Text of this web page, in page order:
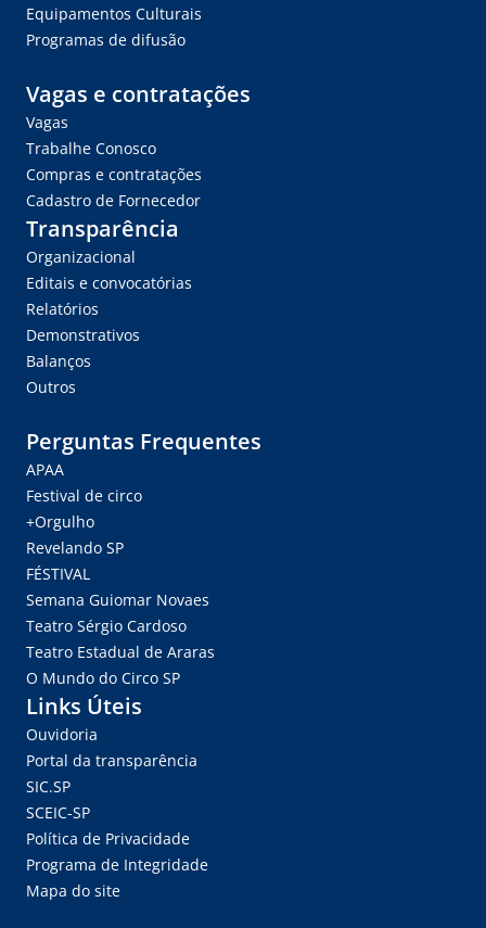
Equipamentos Culturais
Programas de difusão
Vagas e contratações
Vagas
Trabalhe Conosco
Compras e contratações
Cadastro de Fornecedor
Transparência
Organizacional
Editais e convocatórias
Relatórios
Demonstrativos
Balanços
Outros
Perguntas Frequentes
APAA
Festival de circo
+Orgulho
Revelando SP
FÉSTIVAL
Semana Guiomar Novaes
Teatro Sérgio Cardoso
Teatro Estadual de Araras
O Mundo do Circo SP
Links Úteis
Ouvidoria
Portal da transparência
SIC.SP
SCEIC-SP
Política de Privacidade
Programa de Integridade
Mapa do site